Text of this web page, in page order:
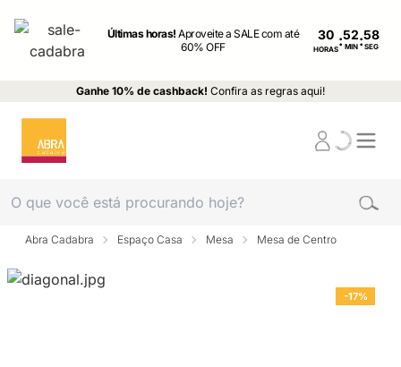
Últimas horas!Aproveite a SALE com até
60% OFF
30
HORAS: MIN : SEG
Ganhe 10% de cashback! Confira as regras aqui!
Abra Cadabra Espaço Casa Mesa Mesa de Centro
-17%